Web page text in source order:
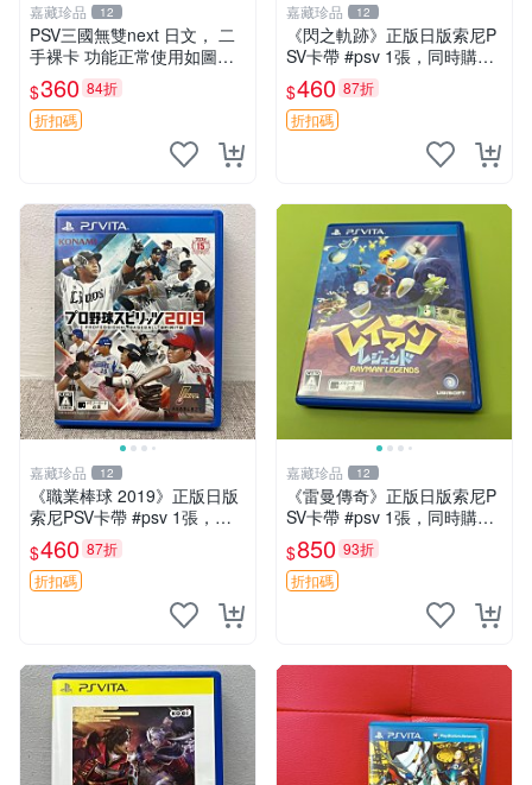
嘉藏珍品 12
PSV三國無雙next 日文， 二
手裸卡 功能正常使用如圖所
示 需要的朋友
$360 84折
折扣碼
嘉藏珍品 12
《閃之軌跡》正版日版索尼P
SV卡帶 #psv 1張，同時購第
二張起可減張， 成色如圖，
原相機拍攝，一卡一拍，因相
機，光線環境等因素，成色可
$460 87折
折扣碼
嘉藏珍品 12
《職業棒球 2019》正版日版
索尼PSV卡帶 #psv 1張，同
時購第二張起可減張， 成色
如圖，原相機拍攝，一卡一
拍，因相機，光線環境等因
$460 87折
折扣碼
嘉藏珍品 12
《雷曼傳奇》正版日版索尼P
SV卡帶 #psv 1張，同時購第
二張起可減張， 成色如圖，
原相機拍攝，一卡一拍，因相
機，光線環境等因素，成色可
$850 93折
折扣碼